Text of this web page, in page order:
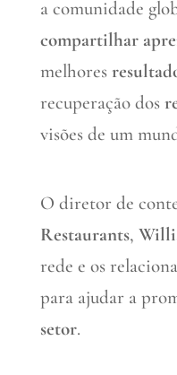
a comunidade
compartilhar
melhores
recuperação dos
visões de um
O diretor de
Restaurants,
rede e os
para ajudar a
setor.